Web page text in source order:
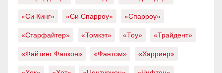
«Си Кинг» «Си Спарроу» «Спарроу»
«Старфайтер» «Томкэт» «Тоу» «Трайдент»
«Файтинг Фалкон» «Фантом» «Харриер»